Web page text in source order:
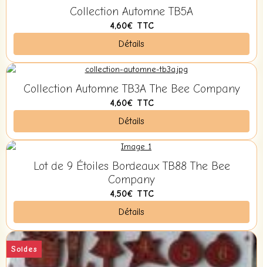
Collection Automne TB5A
4,60€ TTC
Détails
Collection Automne TB3A The Bee Company
4,60€ TTC
Détails
Lot de 9 Étoiles Bordeaux TB88 The Bee
Company
4,50€ TTC
Détails
Soldes